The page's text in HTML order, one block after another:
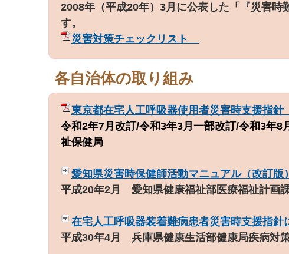
2008年（平成20年）3月に公表した「『災害
す。
災害対策チェックリスト
各自治体の取り組み
東京都在宅人工呼吸器使用者災害時支援指
令和2年7月改訂/令和3年3月一部改訂/令和3年
祉保健局
愛知県災害時保健師活動マニュアル（改訂版
平成20年2月 愛知県健康福祉部医療福祉計画
在宅人工呼吸器装着難病患者災害時支援指針
平成30年4月 兵庫県健康生活部健康局疾病対